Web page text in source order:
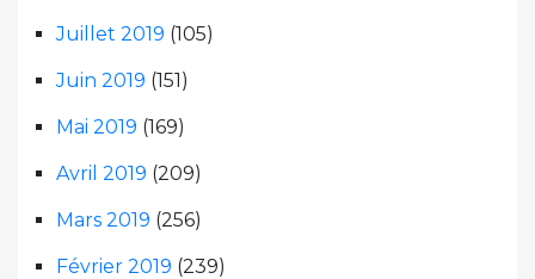
Juillet 2019 (105)
Juin 2019 (151)
Mai 2019 (169)
Avril 2019 (209)
Mars 2019 (256)
Février 2019 (239)